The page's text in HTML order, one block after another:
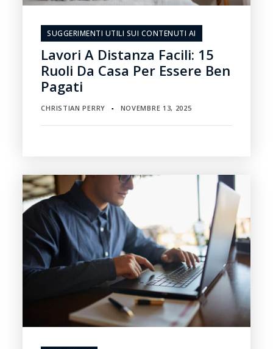
SUGGERIMENTI UTILI SUI CONTENUTI AI
Lavori A Distanza Facili: 15
Ruoli Da Casa Per Essere Ben
Pagati
CHRISTIAN PERRY ▪ NOVEMBRE 13, 2025